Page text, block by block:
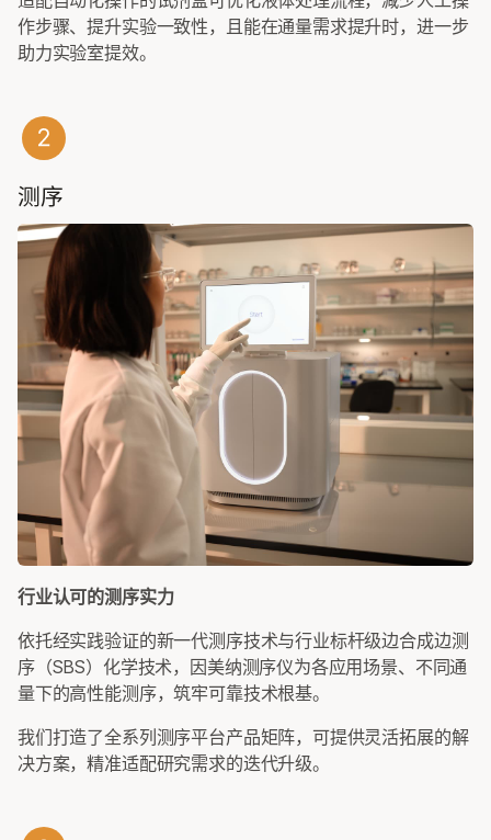
作步骤、提升实验一致性，且能在通量需求提升时，进一步
助力实验室提效。
测序
行业认可的测序实力
依托经实践验证的新一代测序技术与行业标杆级边合成边测
序（SBS）化学技术，因美纳测序仪为各应用场景、不同通
量下的高性能测序，筑牢可靠技术根基。
我们打造了全系列测序平台产品矩阵，可提供灵活拓展的解
决方案，精准适配研究需求的迭代升级。